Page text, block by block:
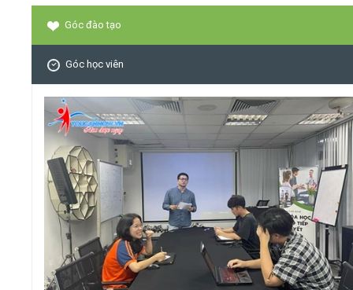
Góc đào tạo
Góc học viên